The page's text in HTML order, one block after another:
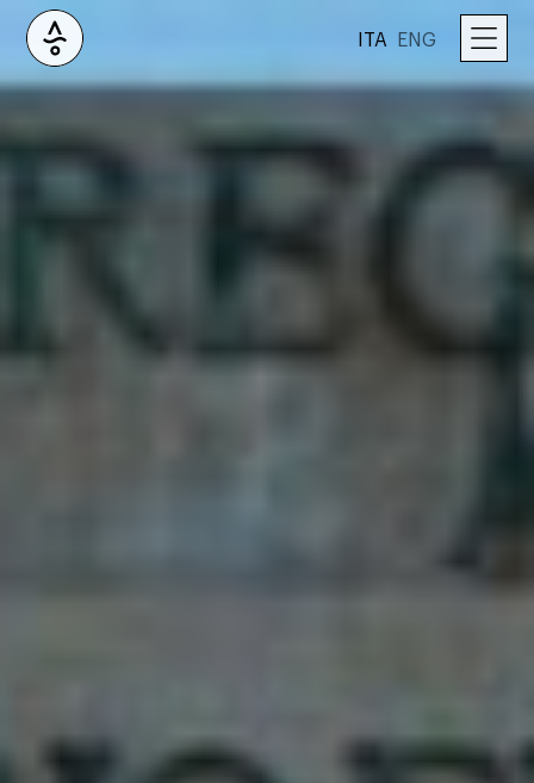
ITA ENG